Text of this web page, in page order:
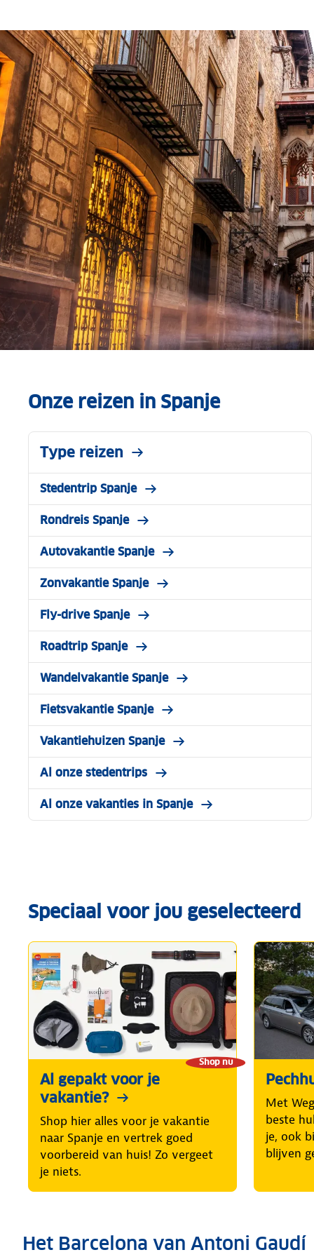
Onze reizen in Spanje
Type reizen
Stedentrip Spanje
Rondreis Spanje
Autovakantie Spanje
Zonvakantie Spanje
Fly-drive Spanje
Roadtrip Spanje
Wandelvakantie Spanje
Fietsvakantie Spanje
Vakantiehuizen Spanje
Al onze stedentrips
Al onze vakanties in Spanje
Speciaal voor jou geselecteerd
Shop nu
Al gepakt voor je
vakantie?
Shop hier alles voor je vakantie
naar Spanje en vertrek goed
voorbereid van huis! Zo vergeet
je niets.
Met
beste
je, ook
blijven
Het Barcelona van Antoni Gaudí